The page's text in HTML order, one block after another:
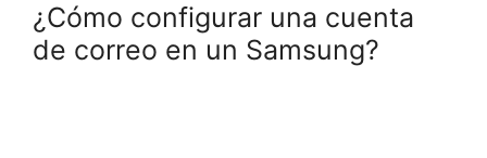
¿Cómo configurar una cuenta
de correo en un Samsung?